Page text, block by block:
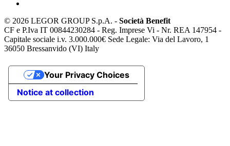
© 2026 LEGOR GROUP S.p.A. - Società Benefit
CF e P.Iva IT 00844230284 - Reg. Imprese Vi - Nr. REA 147954 -
Capitale sociale i.v. 3.000.000€ Sede Legale: Via del Lavoro, 1
36050 Bressanvido (VI) Italy
Notice at collection
Your Privacy Choices